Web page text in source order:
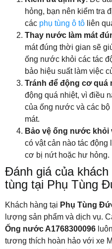
hỏng, bạn nên kiểm tra
các phụ tùng ô tô liên
Thay nước làm mát
mát đúng thời gian sẽ
ống nước khỏi các tác
bảo hiệu suất làm việc
Tránh để động cơ quá
động quá nhiệt, vì điều
của ống nước và các
mát.
Bảo vệ ống nước khỏi
có vật cản nào tác
cơ bị nứt hoặc hư hỏng.
Đánh giá của
tùng tại Phụ Tùng
Khách hàng tại Phụ Tùng
lượng sản phẩm và dịch vụ.
Ống nước A1768300096
tương thích hoàn hảo với xe